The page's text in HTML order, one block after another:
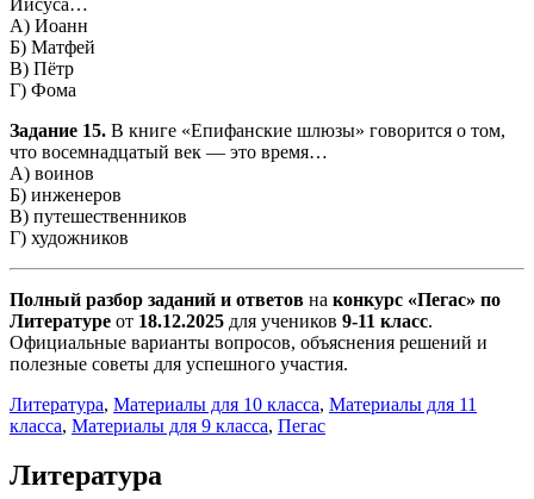
А) Иоанн
Б) Матфей
В) Пётр
Г) Фома
Задание 15. В книге «Епифанские шлюзы» говорится о том,
что восемнадцатый век — это время…
А) воинов
Б) инженеров
В) путешественников
Г) художников
Полный разбор заданий и ответов на конкурс «Пегас» по
Литературе от 18.12.2025 для учеников 9-11 класс.
Официальные варианты вопросов, объяснения решений и
полезные советы для успешного участия.
Литература, Материалы для 10 класса, Материалы для 11
класса, Материалы для 9 класса, Пегас
Литература